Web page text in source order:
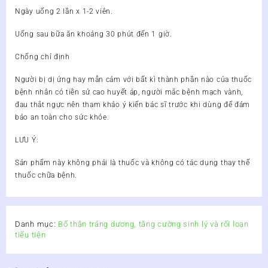
Ngày uống 2 lần x 1-2 viên.
Uống sau bữa ăn khoảng 30 phút đến 1 giờ.
Chống chỉ định
Người bị dị ứng hay mẫn cảm với bất kì thành phần nào của thuốc
bệnh nhân có tiền sử cao huyết áp, người mắc bệnh mạch vành,
đau thắt ngực nên tham khảo ý kiến bác sĩ trước khi dùng để đảm
bảo an toàn cho sức khỏe.
LƯU Ý:
Sản phẩm này không phải là thuốc và không có tác dụng thay thế
thuốc chữa bệnh.
Danh mục: Bổ thận tráng dương, tăng cường sinh lý và rối loạn
tiểu tiện